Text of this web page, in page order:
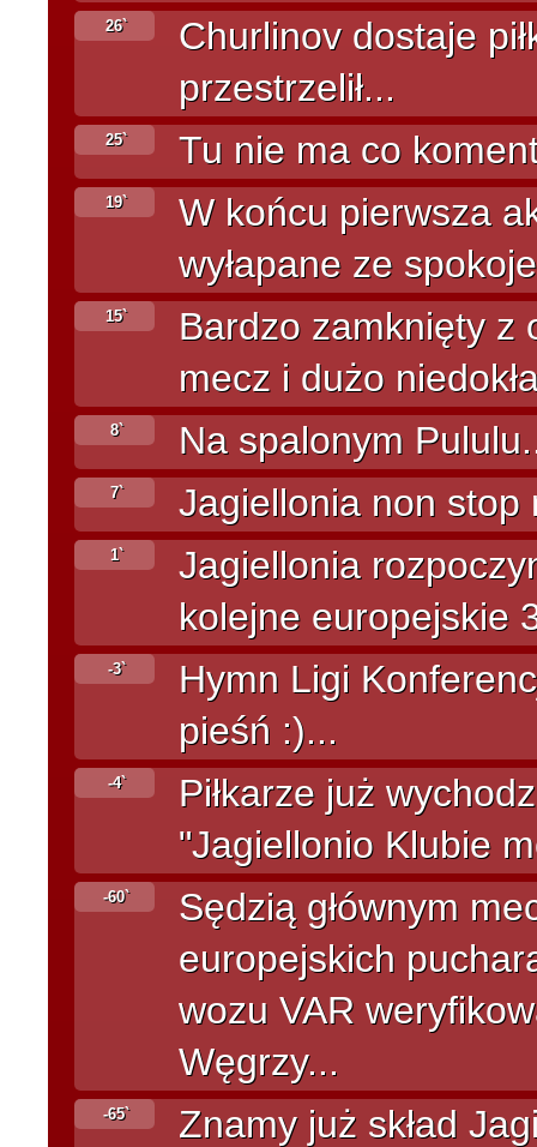
26`
Churlinov dostaje
przestrzelił...
25` Tu nie ma co
19`
W końcu pierwsza
wyłapane ze
15`
Bardzo zamknięty z
mecz i dużo
8` Na spalonym
7` Jagiellonia non stop
1`
Jagiellonia
kolejne europejskie
-3`
Hymn Ligi
pieśń :)...
-4`
Piłkarze już
"Jagiellonio Klubie
-60`
Sędzią głównym
europejskich
wozu VAR
Węgrzy...
-65`
Znamy już skład